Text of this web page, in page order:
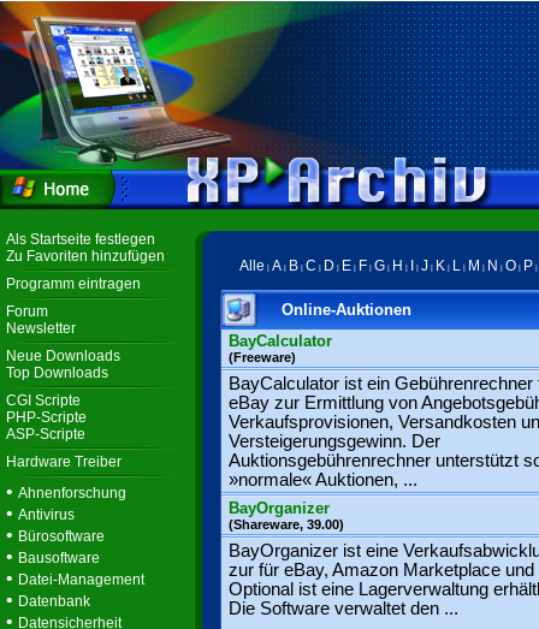
Als Startseite festlegen
Zu Favoriten hinzufügen
Programm eintragen
Forum
Newsletter
Neue Downloads
Top Downloads
CGI Scripte
PHP-Scripte
ASP-Scripte
Hardware Treiber
• Ahnenforschung
• Antivirus
• Bürosoftware
• Bausoftware
• Datei-Management
• Datenbank
• Datensicherheit
Alle A B C D E F G H J K L M N O P
Online-Auktionen
BayCalculator
(Freeware)
BayCalculator ist ein Gebührenrechner
eBay zur Ermittlung von
Verkaufsprovisionen, Versandkosten
Versteigerungsgewinn. Der
Auktionsgebührenrechner unterstützt
»normale« Auktionen, ...
BayOrganizer
(Shareware, 39.00)
BayOrganizer ist eine
zur für eBay, Amazon Marketplace und
Optional ist eine Lagerverwaltung
Die Software verwaltet den ...